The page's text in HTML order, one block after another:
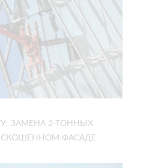
ЗАМЕНА 2-ТОННЫХ
СКОШЕННОМ ФАСАДЕ